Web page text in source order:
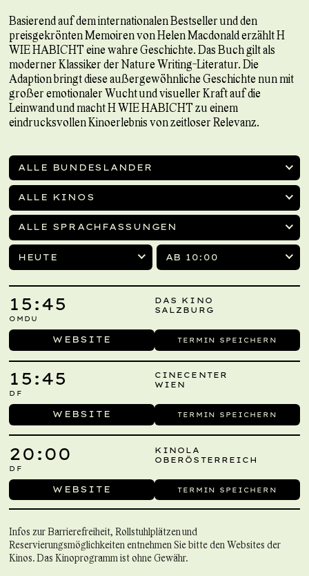
ALLE BUNDESLÄNDER
ALLE KINOS
ALLE SPRACHFASSUNGEN
HEUTE AB 10:00
WEBSITE TERMIN SPEICHERN
15:45
DAS KINO
SALZBURG
OMDU
WEBSITE TERMIN SPEICHERN
15:45
CINECENTER
WIEN
DF
WEBSITE TERMIN SPEICHERN
20:00
KINOLA
OBERÖSTERREICH
DF
Infos zur Barrierefreiheit, Rollstuhlplätzen und
Reservierungsmöglichkeiten entnehmen Sie bitte den Websites der
Kinos. Das Kinoprogramm ist ohne Gewähr.
Basierend auf dem internationalen Bestseller und den
preisgekrönten Memoiren von Helen Macdonald erzählt H
WIE HABICHT eine wahre Geschichte. Das Buch gilt als
moderner Klassiker der Nature Writing-Literatur. Die
Adaption bringt diese außergewöhnliche Geschichte nun mit
großer emotionaler Wucht und visueller Kraft auf die
Leinwand und macht H WIE HABICHT zu einem
eindrucksvollen Kinoerlebnis von zeitloser Relevanz.